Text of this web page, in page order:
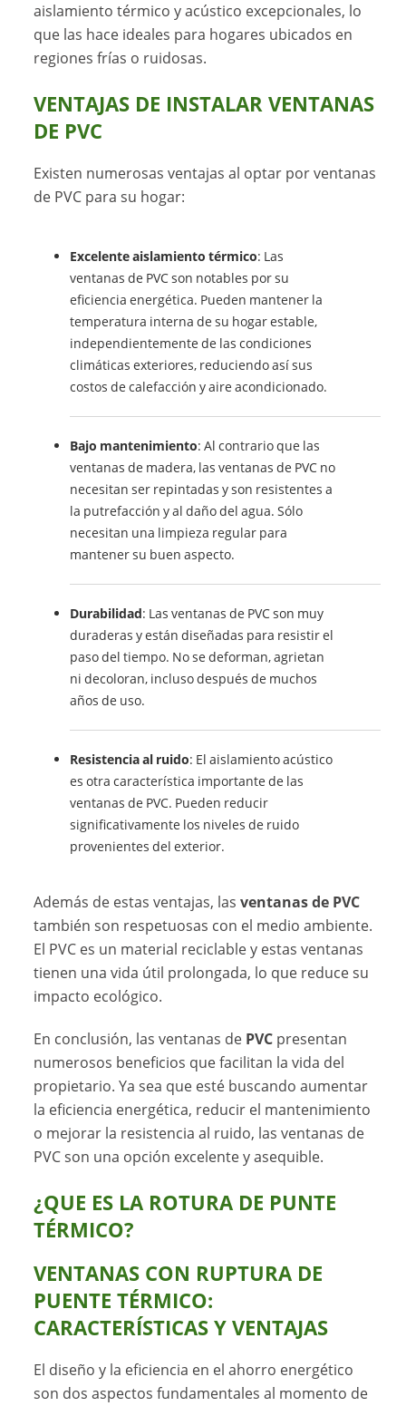
aislamiento térmico y acústico excepcionales, lo
que las hace ideales para hogares ubicados en
regiones frías o ruidosas.
VENTAJAS DE INSTALAR VENTANAS
DE PVC
Existen numerosas ventajas al optar por ventanas
de PVC para su hogar:
Excelente aislamiento térmico: Las
ventanas de PVC son notables por su
eficiencia energética. Pueden mantener la
temperatura interna de su hogar estable,
independientemente de las condiciones
climáticas exteriores, reduciendo así sus
costos de calefacción y aire acondicionado.
Bajo mantenimiento: Al contrario que las
ventanas de madera, las ventanas de PVC no
necesitan ser repintadas y son resistentes a
la putrefacción y al daño del agua. Sólo
necesitan una limpieza regular para
mantener su buen aspecto.
Durabilidad: Las ventanas de PVC son muy
duraderas y están diseñadas para resistir el
paso del tiempo. No se deforman, agrietan
ni decoloran, incluso después de muchos
años de uso.
Resistencia al ruido: El aislamiento acústico
es otra característica importante de las
ventanas de PVC. Pueden reducir
significativamente los niveles de ruido
provenientes del exterior.
Además de estas ventajas, lasventanas de PVC
también son respetuosas con el medio ambiente.
El PVC es un material reciclable y estas ventanas
tienen una vida útil prolongada, lo que reduce su
impacto ecológico.
En conclusión, las ventanas de PVC presentan
numerosos beneficios que facilitan la vida del
propietario. Ya sea que esté buscando aumentar
la eficiencia energética, reducir el mantenimiento
o mejorar la resistencia al ruido, las ventanas de
PVC son una opción excelente y asequible.
¿QUE ES LA ROTURA DE PUNTE
TÉRMICO?
VENTANAS CON RUPTURA DE
PUENTE TÉRMICO:
CARACTERÍSTICAS Y VENTAJAS
El diseño y la eficiencia en el ahorro energético
son dos aspectos fundamentales al momento de